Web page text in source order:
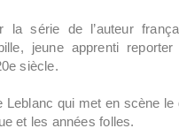
la série de l’auteur
jeune apprenti
siècle.
qui met en scène
et les années folles.